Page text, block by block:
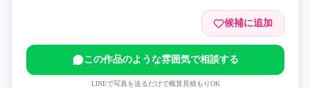
候補に追加
この作品のような雰囲気で相談する
LINEで写真を送るだけで概算見積もりOK